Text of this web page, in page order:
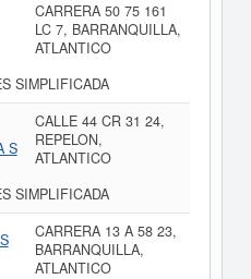
CARRERA 50 75 161
LC 7, BARRANQUILLA,
ATLANTICO
SIMPLIFICADA
S
CALLE 44 CR 31 24,
REPELON,
ATLANTICO
SIMPLIFICADA
CARRERA 13 A 58 23,
BARRANQUILLA,
ATLANTICO